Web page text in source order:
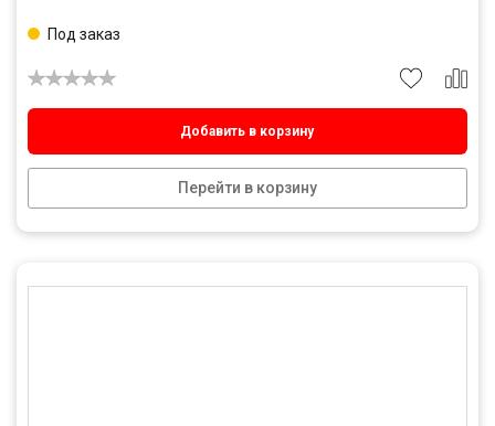
Добавить в корзину
Перейти в корзину
Под заказ